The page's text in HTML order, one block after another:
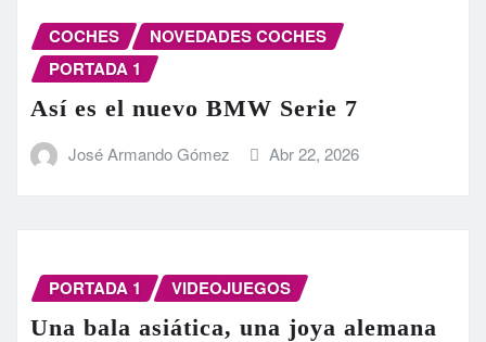
COCHES
NOVEDADES COCHES
PORTADA 1
Así es el nuevo BMW Serie 7
José Armando Gómez Abr 22, 2026
PORTADA 1 VIDEOJUEGOS
Una bala asiática, una joya alemana